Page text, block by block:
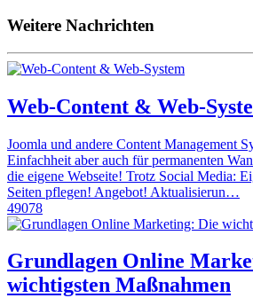
Weitere Nachrichten
Web-Content & Web-
Joomla und andere Content Management
Einfachheit aber auch für permanenten
die eigene Webseite! Trotz Social Media:
Seiten pflegen! Angebot! Aktualisierun…
49078
Grundlagen Online
wichtigsten Maßnahmen